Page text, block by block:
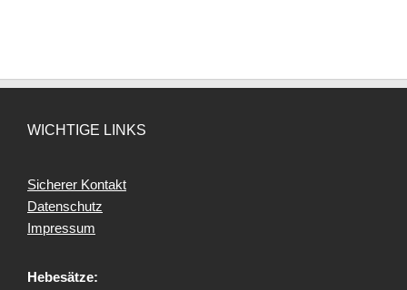
WICHTIGE LINKS
Sicherer Kontakt
Datenschutz
Impressum
Hebesätze: